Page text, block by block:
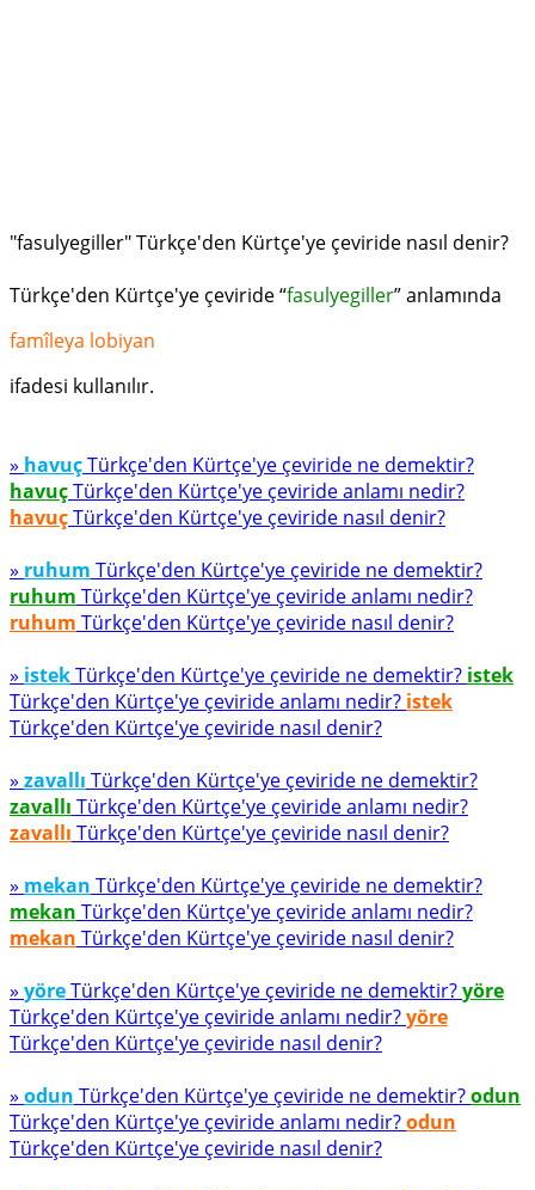
"fasulyegiller" Türkçe'den Kürtçe'ye çeviride nasıl denir?
Türkçe'den Kürtçe'ye çeviride “fasulyegiller” anlamında
famîleya lobiyan
ifadesi kullanılır.
» havuçTürkçe'den Kürtçe'ye çeviride ne demektir?
havuçTürkçe'den Kürtçe'ye çeviride anlamı nedir?
havuçTürkçe'den Kürtçe'ye çeviride nasıl denir?
» ruhum Türkçe'den Kürtçe'ye çeviride ne demektir?
ruhum Türkçe'den Kürtçe'ye çeviride anlamı nedir?
ruhum Türkçe'den Kürtçe'ye çeviride nasıl denir?
» istekTürkçe'den Kürtçe'ye çeviride ne demektir? istek
Türkçe'den Kürtçe'ye çeviride anlamı nedir? istek
Türkçe'den Kürtçe'ye çeviride nasıl denir?
» zavallı Türkçe'den Kürtçe'ye çeviride ne demektir?
zavallı Türkçe'den Kürtçe'ye çeviride anlamı nedir?
zavallı Türkçe'den Kürtçe'ye çeviride nasıl denir?
» mekan Türkçe'den Kürtçe'ye çeviride ne demektir?
mekan Türkçe'den Kürtçe'ye çeviride anlamı nedir?
mekan Türkçe'den Kürtçe'ye çeviride nasıl denir?
» yöreTürkçe'den Kürtçe'ye çeviride ne demektir?yöre
Türkçe'den Kürtçe'ye çeviride anlamı nedir?yöre
Türkçe'den Kürtçe'ye çeviride nasıl denir?
» odun Türkçe'den Kürtçe'ye çeviride ne demektir?odun
Türkçe'den Kürtçe'ye çeviride anlamı nedir?odun
Türkçe'den Kürtçe'ye çeviride nasıl denir?